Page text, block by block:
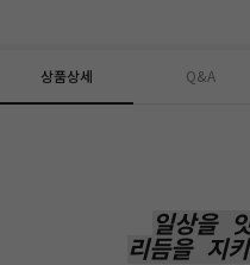
상품상세 Q&A
일상을
리듬을 지